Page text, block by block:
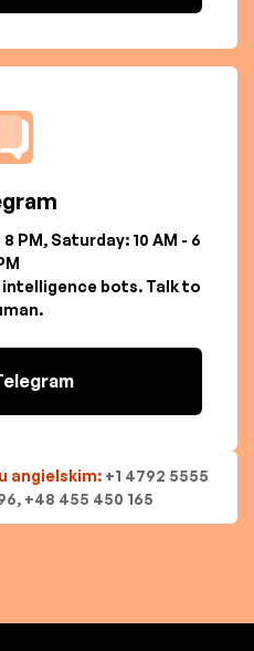
PM, Saturday: 10 AM - 6
bots. Talk to
angielskim: +1 4792 5555
+48 455 450 165